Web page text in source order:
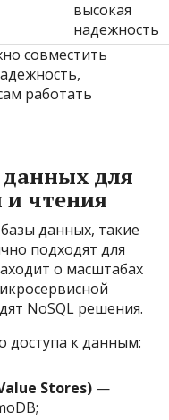
высокая
надежность
совместить
работать
для
и чтения
данных, такие
подходят для
о масштабах
NoSQL решения.
доступа к данным:
Stores) —